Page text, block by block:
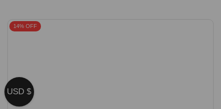
14% OFF
USD $